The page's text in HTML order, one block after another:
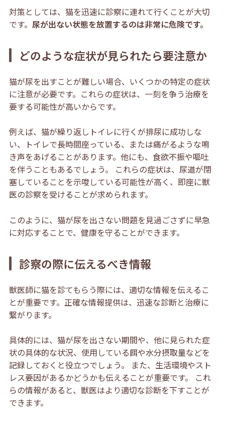
対策としては、猫を迅速に診察に連れて行くことが大切
です。 尿が出ない状態を放置するのは非常に危険です。
どのような症状が見られたら要注意か
猫が尿を出すことが難しい場合、いくつかの特定の症状
に注意が必要です。これらの症状は、一刻を争う治療を
要する可能性が高いからです。
例えば、猫が繰り返しトイレに行くが排尿に成功しな
い、トイレで長時間座っている、または痛がるような鳴
き声をあげることがあります。他にも、食欲不振や嘔吐
を伴うこともあるでしょう。 これらの症状は、尿道が閉
塞していることを示唆している可能性が高く、即座に獣
医の診察を受けることが求められます。
このように、猫が尿を出さない問題を見過ごさずに早急
に対応することで、健康を守ることができます。
診察の際に伝えるべき情報
獣医師に猫を診てもらう際には、適切な情報を伝えるこ
とが重要です。正確な情報提供は、迅速な診断と治療に
繋がります。
具体的には、猫が尿を出さない期間や、他に見られた症
状の具体的な状況、使用している餌や水分摂取量などを
記録しておくと役立つでしょう。 また、生活環境やスト
レス要因があるかどうかも伝えることが重要です。 これ
らの情報があると、獣医はより適切な診断を下すことが
できます。